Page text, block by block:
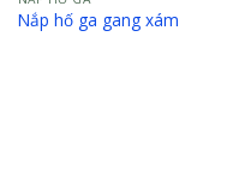
Nắp hố ga gang xám